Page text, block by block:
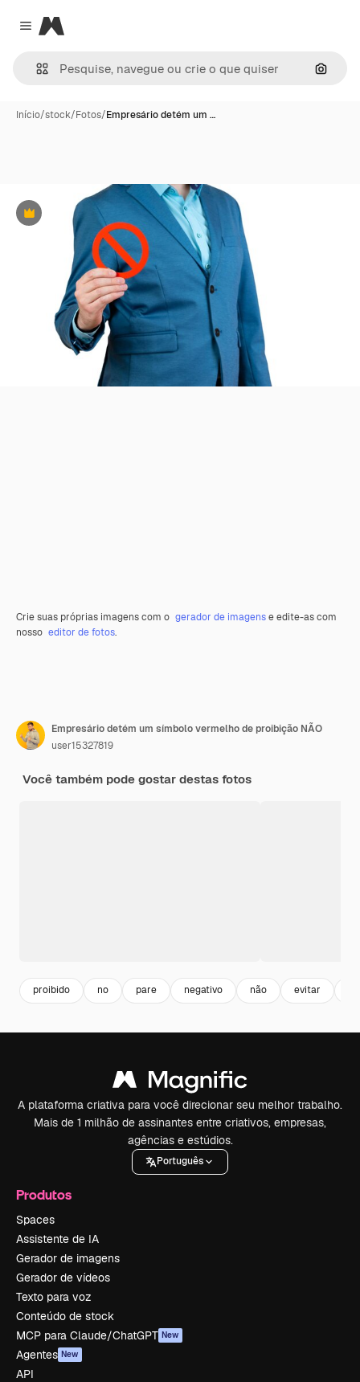
Close menu
Magnific
Início/stock/Fotos/Empresário detém um …
Premium
Crie suas próprias imagens com o gerador de imagense edite-as com
nosso editor de fotos.
Empresário detém um símbolo vermelho de proibição NÃO
user15327819
Você também pode gostar destas fotos
proibido no pare negativo não evitar
A plataforma criativa para você direcionar seu melhor trabalho.
Mais de 1 milhão de assinantes entre criativos, empresas,
agências e estúdios.
Português
Produtos
Spaces
Assistente de IA
Gerador de imagens
Gerador de vídeos
Texto para voz
Conteúdo de stock
MCP para Claude/ChatGPT New
Agentes New
API